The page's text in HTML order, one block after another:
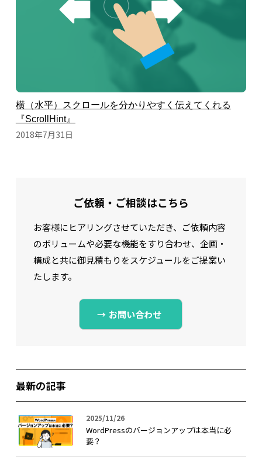
横（水平）スクロールを分かりやすく伝えてくれる
『ScrollHint』
2018年7月31日
ご依頼・ご相談はこちら
お客様にヒアリングさせていただき、ご依頼内容
のボリュームや必要な機能をすり合わせ、 企画・
構成と共に御見積もりをスケジュールをご提案い
たします。
お問い合わせ
最新の記事
WordPressのバージョンアップは本当に必
要？
2025/11/26